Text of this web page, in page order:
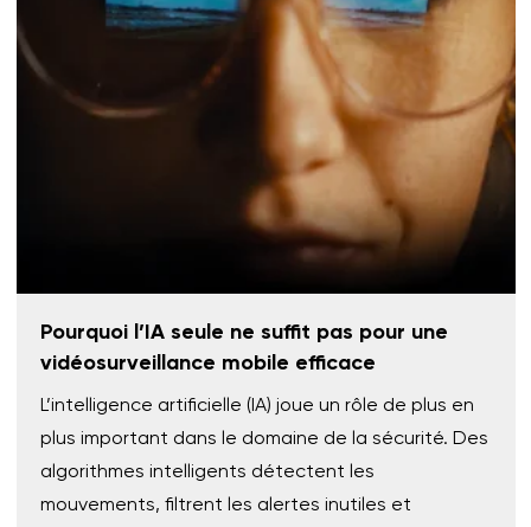
Pourquoi l’IA seule ne suffit pas pour une
vidéosurveillance mobile efficace
L’intelligence artificielle (IA) joue un rôle de plus en
plus important dans le domaine de la sécurité. Des
algorithmes intelligents détectent les
mouvements, filtrent les alertes inutiles et